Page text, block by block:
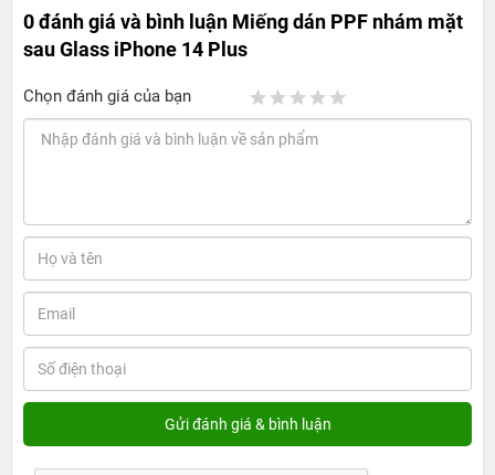
0 đánh giá và bình luận Miếng dán PPF nhám mặt
sau Glass iPhone 14 Plus
Chọn đánh giá của bạn